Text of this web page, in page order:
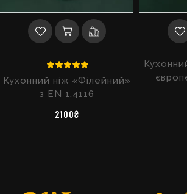
Кухонний ніж «Філейний»
з EN 1.4116
2100₴